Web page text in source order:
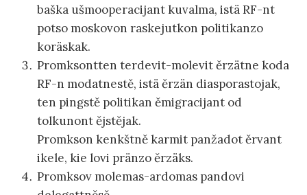
baška ušmooperacijant‌ kuvalma, istä RF-nt‌
potso moskovon‌ ras‌kejutkon‌ politikanzo
koräskak.
Promksontten‌ terdevit‌-molevit‌ ěrzätne koda
RF-n‌ modatnestě, istä ěrzän‌ diasporastojak,
ten‌ pingstě politikan‌ ěmigracijant‌ od
tolkunont‌ ějstějak.
Promkson‌ kenkštně karmit‌ panžadot ěr‌vant‌
ikele, kie lovi pränzo ěrzäks.
Promksov molemas‌-ardomas‌ pandovi